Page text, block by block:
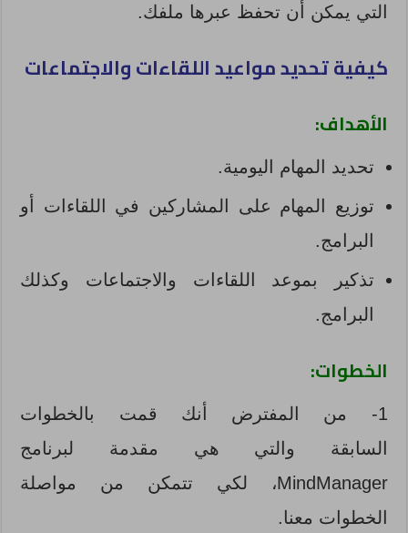
التي يمكن أن تحفظ عبرها ملفك.
كيفية تحديد مواعيد اللقاءات والاجتماعات
الأهداف:
تحديد المهام اليومية.
توزيع المهام على المشاركين في اللقاءات أو
البرامج.
تذكير بموعد اللقاءات والاجتماعات وكذلك
البرامج.
الخطوات:
1- من المفترض أنك قمت بالخطوات
السابقة والتي هي مقدمة لبرنامج
MindManager، لكي تتمكن من مواصلة
الخطوات معنا.